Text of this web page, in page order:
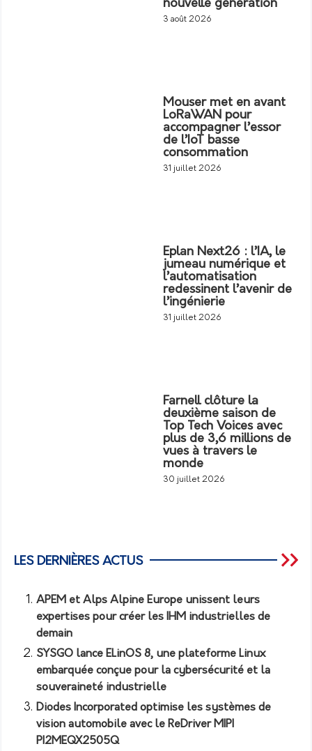
nouvelle génération
3 août 2026
Mouser met en avant
LoRaWAN pour
accompagner l’essor
de l’IoT basse
consommation
31 juillet 2026
Eplan Next26 : l’IA, le
jumeau numérique et
l’automatisation
redessinent l’avenir de
l’ingénierie
31 juillet 2026
Farnell clôture la
deuxième saison de
Top Tech Voices avec
plus de 3,6 millions de
vues à travers le
monde
30 juillet 2026
LES DERNIÈRES ACTUS
APEM et Alps Alpine Europe unissent leurs
expertises pour créer les IHM industrielles de
demain
SYSGO lance ELinOS 8, une plateforme Linux
embarquée conçue pour la cybersécurité et la
souveraineté industrielle
Diodes Incorporated optimise les systèmes de
vision automobile avec le ReDriver MIPI
PI2MEQX2505Q